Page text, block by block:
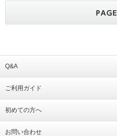
Q&A
ご利用ガイド
初めての方へ
お問い合わせ